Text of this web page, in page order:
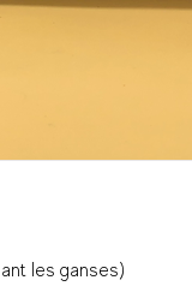
les ganses)